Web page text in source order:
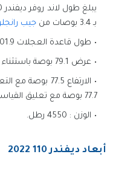
بـ 3.4 بوصات من
جيب رانجلر
طول قاعدة العجلات 101.9 بوصة.
عرض 79.1 بوصة باستثناء المرايا (82.9 بوصة بما في ذلك المرايا).
الارتفاع 77.5
77.7 بوصة مع تعليق القياسي.
الوزن : 4550 رطل.
أبعاد ديفندر 110 2022